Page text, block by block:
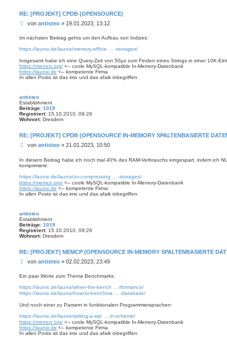
RE: [PROJEKT] CPDB (OPENSOURCE)
B
r
g
von antisteo» 19.01.2023, 13:12
Im nächsten Beitrag gehts um den Aufbau von Indizes:
https://launix.de/launix/memory-efficie ... -storages/
Insgesamt habe ich eine Query-Zeit von 50µs zum Finden eines Strings in einer 10K-
https://memcp.org/ <-- coole MySQL-kompatible In-Memory-Datenbank
https://launix.de <-- kompetente Firma
In allen Posts ist das imo und das afaik inbegriffen.
antisteo
Establishment
Beiträge: 1019
Registriert: 15.10.2010, 09:26
Wohnort: Dresdem
RE: [PROJEKT] CPDB (OPENSOURCE IN-MEMORY SPALTENBASIERTE
B
i
t
a
g
von antisteo» 21.01.2023, 10:50
In diesem Beitrag habe ich noch mal 40% des RAM-Verbrauchs eingespart, indem ich
komprimiere:
https://launix.de/launix/on-compressing ... -storages/
https://memcp.org/ <-- coole MySQL-kompatible In-Memory-Datenbank
https://launix.de <-- kompetente Firma
In allen Posts ist das imo und das afaik inbegriffen.
antisteo
Establishment
Beiträge: 1019
Registriert: 15.10.2010, 09:26
Wohnort: Dresdem
RE: [PROJEKT] MEMCP (OPENSOURCE IN-MEMORY SPALTENBASIERTE
B
i
r
a
g
von antisteo» 02.02.2023, 23:49
Ein paar Worte zum Thema Benchmarks:
https://launix.de/launix/when-the-bench ... rformance/
https://launix.de/launix/how-to-benchma ... -database/
Und noch einer zu Parsern in funktionalen Programmiersprachen:
https://launix.de/launix/writing-a-sql- ... in-scheme/
https://memcp.org/ <-- coole MySQL-kompatible In-Memory-Datenbank
https://launix.de <-- kompetente Firma
In allen Posts ist das imo und das afaik inbegriffen.